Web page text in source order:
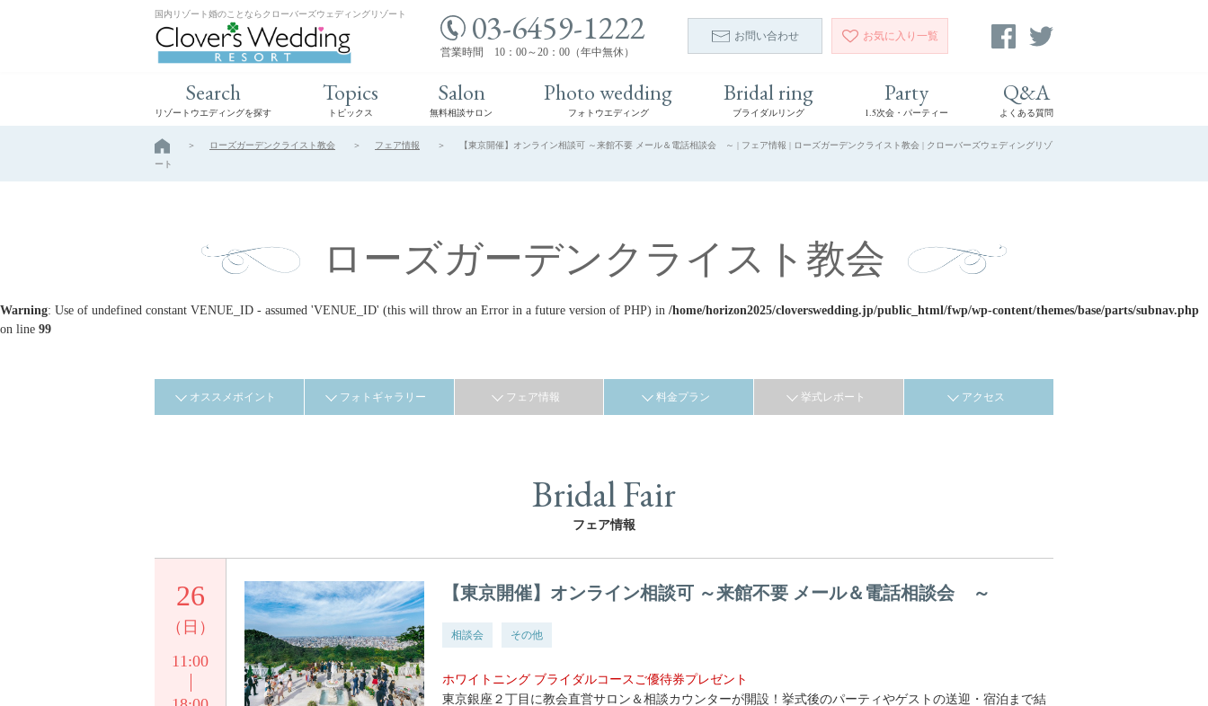
国内リゾート婚のことならクローバーズウェディングリゾート 03-6459-1222
営業時間 10：00～20：00（年中無休）
お問い合わせ お気に入り 一覧
Search
リゾートウエディングを探す
Topics
トピックス
Salon
無料相談サロン
Photo wedding
フォトウエディング
Bridal ring
ブライダルリング
Party
1.5次会・パーティー
Q&A
よくある質問
ローズガーデンクライスト教会 フェア情報
【東京開催】オンライン相談可 ～来館不要 メール＆電話相談会 ～ | フェア情報 | ローズガーデンクライスト教会 | クローバーズウェディングリゾ
ート
ローズガーデンクライスト教会
Warning: Use of undefined constant VENUE_ID - assumed 'VENUE_ID' (this will throw an Error in a future version of PHP) in /home/horizon2025/cloverswedding.jp/public_html/fwp/wp-content/themes/base/parts/subnav.php
on line 99
オススメポイント フォトギャラリー フェア情報 料金プラン 挙式レポート アクセス
Bridal Fair
フェア情報
26
（日）
11:00
【東京開催】オンライン相談可 ～来館不要 メール＆電話相談会 ～
相談会 その他
ホワイトニング ブライダルコースご優待券プレゼント
東京銀座２丁目に教会直営サロン＆相談カウンターが開設！挙式後のパーティやゲストの送迎・宿泊まで結